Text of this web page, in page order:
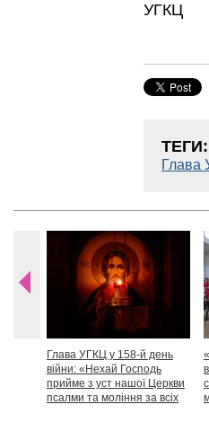
УГКЦ
ТЕГИ:
Глава
Глава УГКЦ у 158-й день
війни: «Нехай Господь
прийме з уст нашої Церкви
псалми та моління за всіх